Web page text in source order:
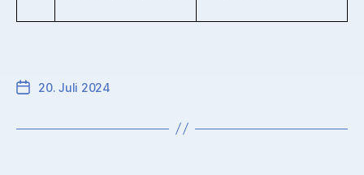
20. Juli 2024